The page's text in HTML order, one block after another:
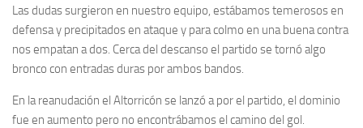
Las dudas surgieron en nuestro equipo, estábamos temerosos en
defensa y precipitados en ataque y para colmo en una buena contra
nos empatan a dos. Cerca del descanso el partido se tornó algo
bronco con entradas duras por ambos bandos.
En la reanudación el Altorricón se lanzó a por el partido, el dominio
fue en aumento pero no encontrábamos el camino del gol.